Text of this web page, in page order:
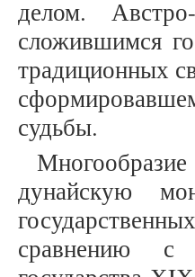
делом.
сложившимся
традиционных
судьбы.
дунайскую
сравнению с